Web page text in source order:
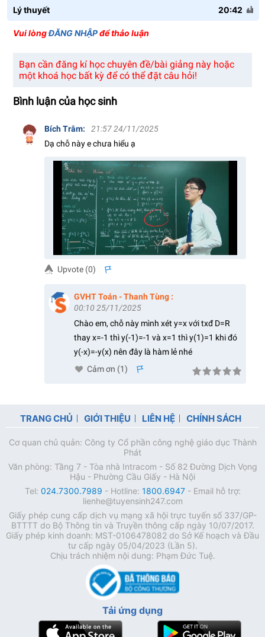
Lý thuyết 20:42
Vui lòngĐĂNG NHẬPđể thảo luận
Bạn cần đăng kí học chuyên đề/bài giảng này hoặc
một khoá học bất kỳ để có thể đặt câu hỏi!
Bình luận của học sinh
Bích Trâm:
21:57 24/11/2025
Dạ chỗ này e chưa hiểu ạ
Upvote (0)
GVHT Toán - Thanh Tùng :
00:10 25/11/2025
Chào em, chỗ này mình xét y=x với txđ D=R
thay x=-1 thì y(-1)=-1 và x=1 thì y(1)=1 khi đó
y(-x)=-y(x) nên đây là hàm lẻ nhé
Cảm ơn (1)
TRANG CHỦ GIỚI THIỆU LIÊN HỆ CHÍNH SÁCH
Cơ quan chủ quản: Công ty Cổ phần công nghệ giáo dục Thành
Phát
Văn phòng: Tầng 7 - Tòa nhà Intracom - Số 82 Đường Dịch Vọng
Hậu - Phường Cầu Giấy - Hà Nội
Tel: 024.7300.7989 - Hotline: 1800.6947- Email hỗ trợ:
lienhe@tuyensinh247.com
Giấy phép cung cấp dịch vụ mạng xã hội trực tuyến số 337/GP-
BTTTT do Bộ Thông tin và Truyền thông cấp ngày 10/07/2017.
Giấy phép kinh doanh: MST-0106478082 do Sở Kế hoạch và Đầu
tư cấp ngày 05/04/2023 (Lần 5).
Chịu trách nhiệm nội dung: Phạm Đức Tuệ.
Tải ứng dụng